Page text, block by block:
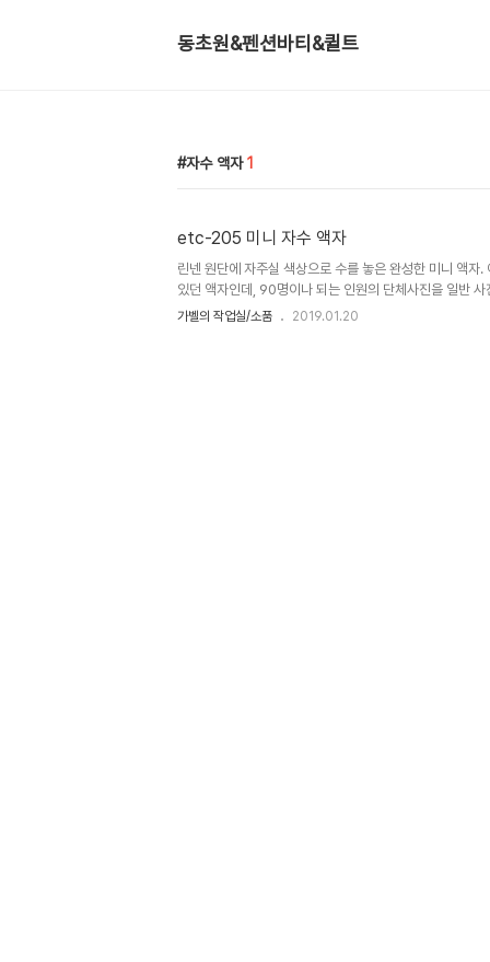
동초원&펜션바티&퀼트
자수 액자 1
etc-205 미니 자수 액자
린넨 원단에 자주실 색상으로 수를 놓은 완성한 미니 액자.
있던 액자인데, 90명이나 되는 인원의 단체사진을 일반 사
기도 힘들어서 체험 학습 신청서에 인증사진으로 붙여 보내
가벨의 작업실/소품 2019.01.20